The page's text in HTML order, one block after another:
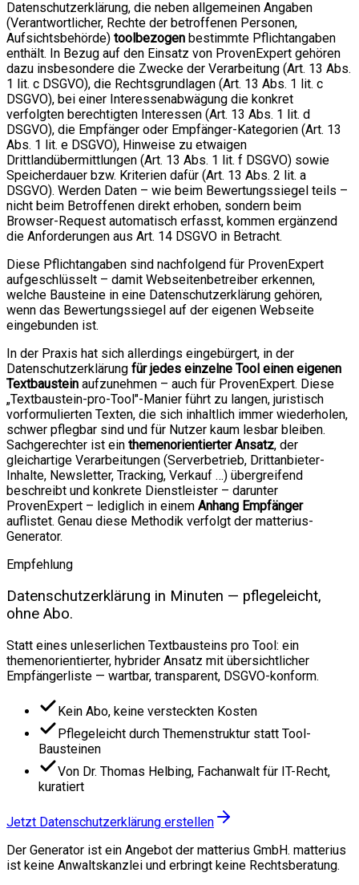
Datenschutzerklärung, die neben allgemeinen Angaben
(Verantwortlicher, Rechte der betroffenen Personen,
Aufsichtsbehörde) toolbezogen bestimmte Pflichtangaben
enthält. In Bezug auf den Einsatz von ProvenExpert gehören
dazu insbesondere die Zwecke der Verarbeitung (Art. 13 Abs.
1 lit. c DSGVO), die Rechtsgrundlagen (Art. 13 Abs. 1 lit. c
DSGVO), bei einer Interessenabwägung die konkret
verfolgten berechtigten Interessen (Art. 13 Abs. 1 lit. d
DSGVO), die Empfänger oder Empfänger-Kategorien (Art. 13
Abs. 1 lit. e DSGVO), Hinweise zu etwaigen
Drittlandübermittlungen (Art. 13 Abs. 1 lit. f DSGVO) sowie
Speicherdauer bzw. Kriterien dafür (Art. 13 Abs. 2 lit. a
DSGVO). Werden Daten – wie beim Bewertungssiegel teils –
nicht beim Betroffenen direkt erhoben, sondern beim
Browser-Request automatisch erfasst, kommen ergänzend
die Anforderungen aus Art. 14 DSGVO in Betracht.
Diese Pflichtangaben sind nachfolgend für ProvenExpert
aufgeschlüsselt – damit Webseitenbetreiber erkennen,
welche Bausteine in eine Datenschutzerklärung gehören,
wenn das Bewertungssiegel auf der eigenen Webseite
eingebunden ist.
In der Praxis hat sich allerdings eingebürgert, in der
Datenschutzerklärung für jedes einzelne Tool einen eigenen
Textbaustein aufzunehmen – auch für ProvenExpert. Diese
„Textbaustein-pro-Tool"-Manier führt zu langen, juristisch
vorformulierten Texten, die sich inhaltlich immer wiederholen,
schwer pflegbar sind und für Nutzer kaum lesbar bleiben.
Sachgerechter ist ein themenorientierter Ansatz, der
gleichartige Verarbeitungen (Serverbetrieb, Drittanbieter-
Inhalte, Newsletter, Tracking, Verkauf …) übergreifend
beschreibt und konkrete Dienstleister – darunter
ProvenExpert – lediglich in einem Anhang Empfänger
auflistet. Genau diese Methodik verfolgt der matterius-
Generator.
Empfehlung
Datenschutzerklärung in Minuten — pflegeleicht,
ohne Abo.
Statt eines unleserlichen Textbausteins pro Tool: ein
themenorientierter, hybrider Ansatz mit übersichtlicher
Empfängerliste — wartbar, transparent, DSGVO-konform.
Kein Abo, keine versteckten Kosten
Pflegeleicht durch Themenstruktur statt Tool-
Bausteinen
Von Dr. Thomas Helbing, Fachanwalt für IT-Recht,
kuratiert
Jetzt Datenschutzerklärung erstellen
Der Generator ist ein Angebot der matterius GmbH. matterius
ist keine Anwaltskanzlei und erbringt keine Rechtsberatung.